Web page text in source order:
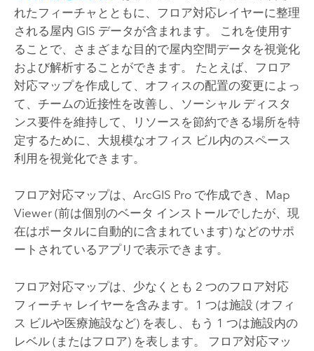
れたフィーチャとともに、フロア対応レイヤーに整理
される屋内 GIS データが含まれます。 これを使用す
ることで、さまざまな目的で屋内空間データを視覚化
および解析することができます。 たとえば、フロア
対応マップを作成して、オフィスの配置の変更によっ
て、チームの近接性を改善し、ソーシャル ディスタ
ンス要件を維持して、リソースを節約できる場所を特
定するために、大規模なオフィス ビル内のスペース
利用を視覚化できます。
フロア対応マップは、 ArcGIS Proで作成でき、 Map
Viewer(前は個別のベータ インストールでしたが、現
在はポータルに自動的に含まれています) などのサポ
ートされているアプリで表示できます。
フロア対応マップは、少なくとも 2 つのフロア対応
フィーチャ レイヤーを含みます。1 つは施設 (オフィ
ス ビルや医療施設など) を表し、もう 1 つは施設内の
レベル (またはフロア) を表します。 フロア対応マッ